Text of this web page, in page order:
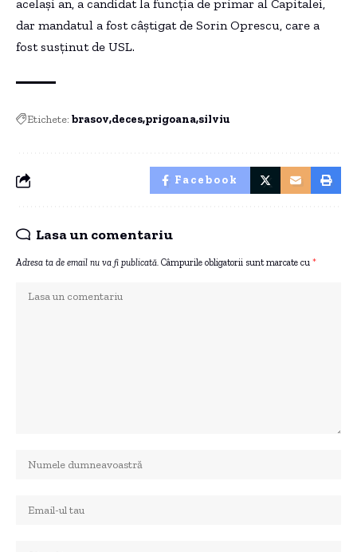
același an, a candidat la funcția de primar al Capitalei,
dar mandatul a fost câștigat de Sorin Oprescu, care a
fost susținut de USL.
Etichete: brasov deces prigoana silviu
Facebook
Lasa un comentariu
Adresa ta de email nu va fi publicată. Câmpurile obligatorii sunt marcate cu *